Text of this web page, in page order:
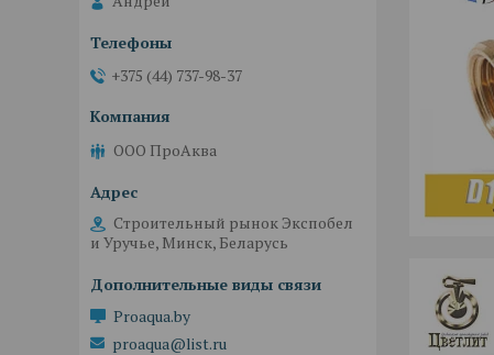
+375 (44) 737-98-37
ООО ПроАква
Строительный рынок Экспобел
и Уручье, Минск, Беларусь
Proaqua.by
proaqua@list.ru